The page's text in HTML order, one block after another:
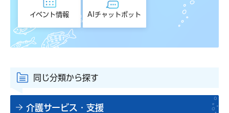
イベント情報 AIチャットボット
同じ分類から探す
介護サービス・支援